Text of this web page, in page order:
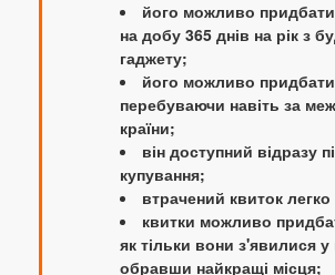
його можливо
на добу 365 днів на рік з
гаджету;
його можливо
перебуваючи навіть за
країни;
він доступний відразу
купування;
втрачений квиток
квитки можливо
як тільки вони з'явилися
обравши найкращі місця;